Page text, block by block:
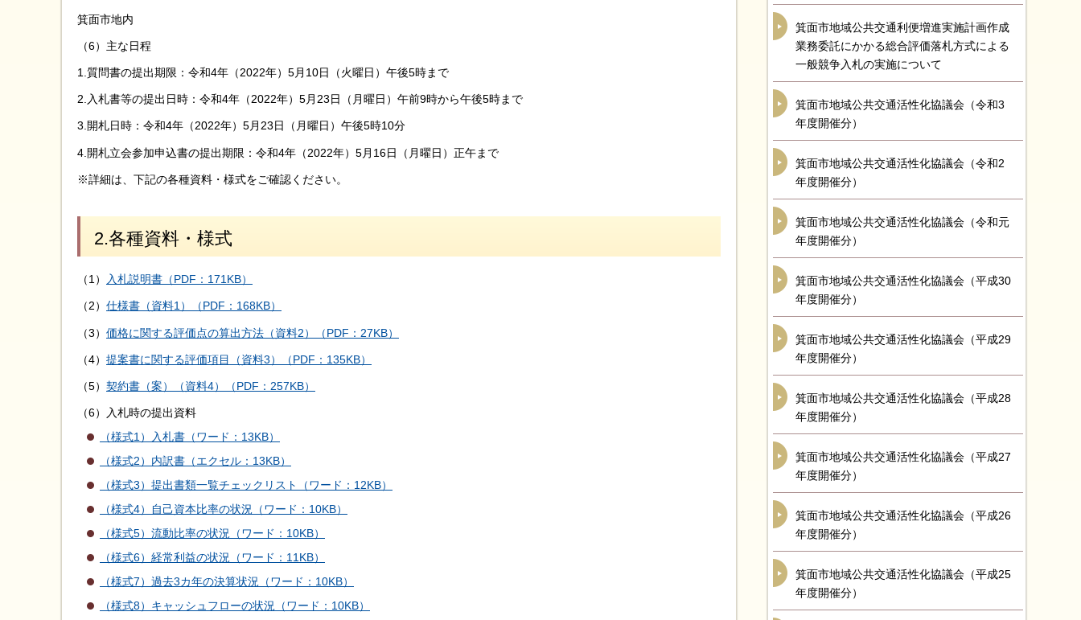
箕面市地内
（6）主な日程
1.質問書の提出期限：令和4年（2022年）5月10日（火曜日）午後5時まで
2.入札書等の提出日時：令和4年（2022年）5月23日（月曜日）午前9時から午後5時まで
3.開札日時：令和4年（2022年）5月23日（月曜日）午後5時10分
4.開札立会参加申込書の提出期限：令和4年（2022年）5月16日（月曜日）正午まで
※詳細は、下記の各種資料・様式をご確認ください。
2.各種資料・様式
（1） 入札説明書（PDF：171KB）
（2） 仕様書（資料1）（PDF：168KB）
（3） 価格に関する評価点の算出方法（資料2）（PDF：27KB）
（4） 提案書に関する評価項目（資料3）（PDF：135KB）
（5） 契約書（案）（資料4）（PDF：257KB）
（6）入札時の提出資料
（様式1）入札書（ワード：13KB）
（様式2）内訳書（エクセル：13KB）
（様式3）提出書類一覧チェックリスト（ワード：12KB）
（様式4）自己資本比率の状況（ワード：10KB）
（様式5）流動比率の状況（ワード：10KB）
（様式6）経常利益の状況（ワード：11KB）
（様式7）過去3カ年の決算状況（ワード：10KB）
（様式8）キャッシュフローの状況（ワード：10KB）
箕面市地域公共交通利便増進実施計画作成
業務委託にかかる総合評価落札方式による
一般競争入札の実施について
箕面市地域公共交通活性化協議会（令和3
年度開催分）
箕面市地域公共交通活性化協議会（令和2
年度開催分）
箕面市地域公共交通活性化協議会（令和元
年度開催分）
箕面市地域公共交通活性化協議会（平成30
年度開催分）
箕面市地域公共交通活性化協議会（平成29
年度開催分）
箕面市地域公共交通活性化協議会（平成28
年度開催分）
箕面市地域公共交通活性化協議会（平成27
年度開催分）
箕面市地域公共交通活性化協議会（平成26
年度開催分）
箕面市地域公共交通活性化協議会（平成25
年度開催分）